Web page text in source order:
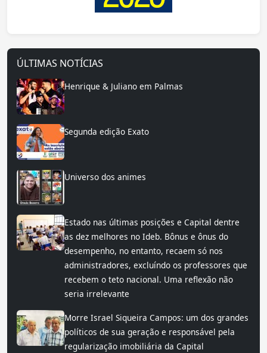
ÚLTIMAS NOTÍCIAS
Henrique & Juliano em Palmas
Segunda edição Exato
Universo dos animes
Estado nas últimas posições e Capital dentre
as dez melhores no Ideb. Bônus e ônus do
desempenho, no entanto, recaem só nos
administradores, excluíndo os professores que
recebem o teto nacional. Uma reflexão não
seria irrelevante
Morre Israel Siqueira Campos: um dos grandes
políticos de sua geração e responsável pela
regularização imobiliária da Capital